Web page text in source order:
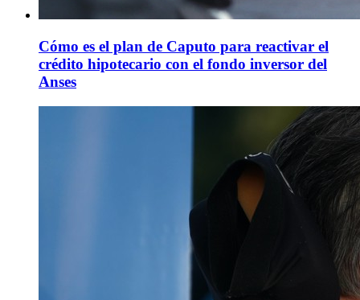
Cómo es el plan de Caputo para reactivar el
crédito hipotecario con el fondo inversor del
Anses